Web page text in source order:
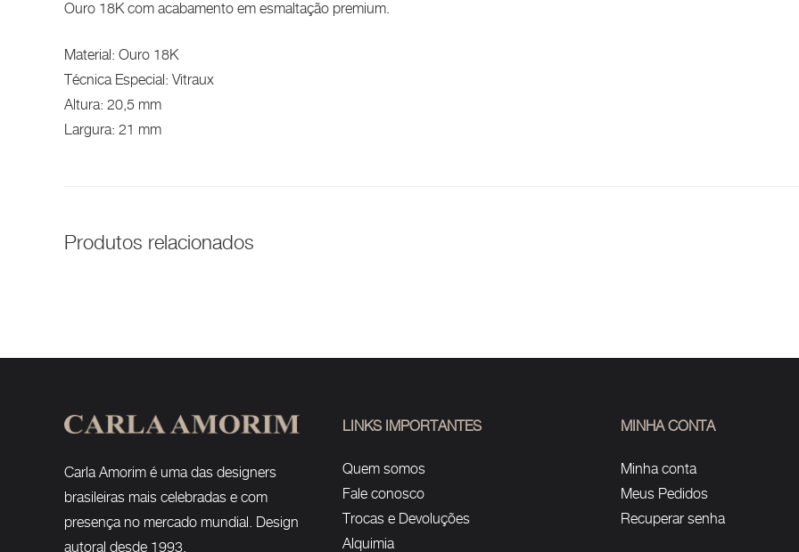
Ouro 18K com acabamento em esmaltação premium.
Material: Ouro 18K
Técnica Especial: Vitraux
Altura: 20,5 mm
Largura: 21 mm
Produtos relacionados
Carla Amorim é uma das designers
brasileiras mais celebradas e com
presença no mercado mundial. Design
autoral desde 1993.
LINKS IMPORTANTES
Quem somos
Fale conosco
Trocas e Devoluções
Alquimia
MINHA CONTA
Minha conta
Meus Pedidos
Recuperar senha